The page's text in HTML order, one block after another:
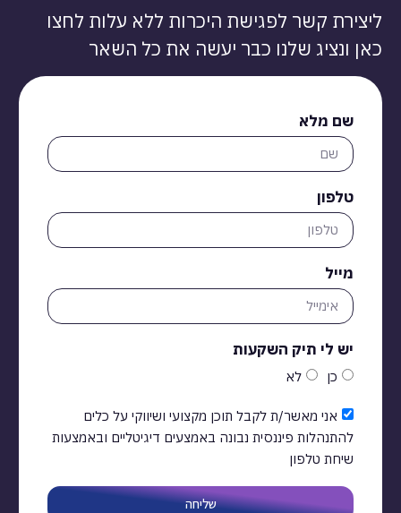
ליצירת קשר לפגישת היכרות ללא עלות לחצו
כאן ונציג שלנו כבר יעשה את כל השאר
שם מלא
טלפון
מייל
יש לי תיק השקעות
כן לא
אני מאשר/ת לקבל תוכן מקצועי ושיווקי על כלים
להתנהלות פיננסית נבונה באמצעים דיגיטליים ובאמצעות
שיחת טלפון
שליחה